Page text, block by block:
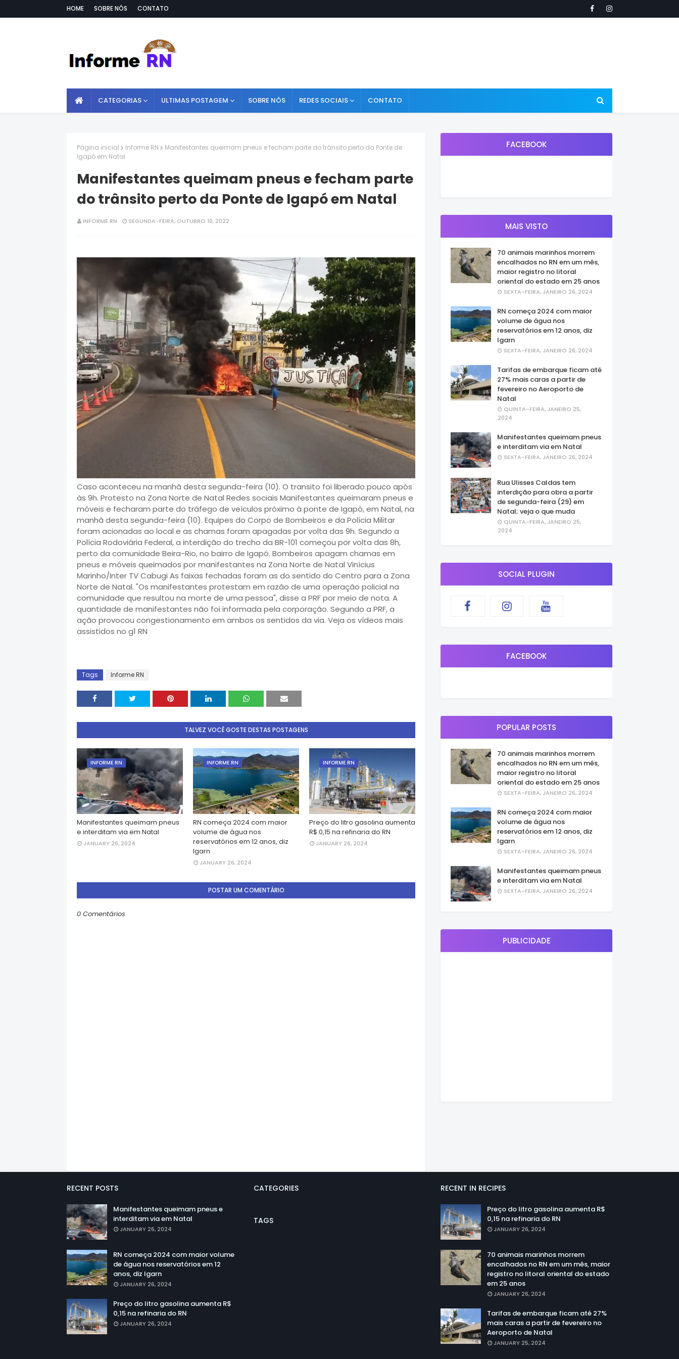
HOME SOBRE NÓS CONTATO
CATEGORIAS ULTIMAS POSTAGEM SOBRE NÓS REDES SOCIAIS CONTATO
Página inicial Informe RN
Manifestantes queimam pneus e fecham parte do trânsito perto da Ponte de
Igapó em Natal
Manifestantes queimam pneus e fecham parte
do trânsito perto da Ponte de Igapó em Natal
INFORME RN SEGUNDA-FEIRA, OUTUBRO 10, 2022
Caso aconteceu na manhã desta segunda-feira (10). O transito foi liberado pouco após
às 9h. Protesto na Zona Norte de Natal Redes sociais Manifestantes queimaram pneus e
móveis e fecharam parte do tráfego de veículos próximo à ponte de Igapó, em Natal, na
manhã desta segunda-feira (10). Equipes do Corpo de Bombeiros e da Polícia Militar
foram acionadas ao local e as chamas foram apagadas por volta das 9h. Segundo a
Polícia Rodoviária Federal, a interdição do trecho da BR-101 começou por volta das 8h,
perto da comunidade Beira-Rio, no bairro de Igapó. Bombeiros apagam chamas em
pneus e móveis queimados por manifestantes na Zona Norte de Natal Vinícius
Marinho/Inter TV Cabugi As faixas fechadas foram as do sentido do Centro para a Zona
Norte de Natal. "Os manifestantes protestam em razão de uma operação policial na
comunidade que resultou na morte de uma pessoa", disse a PRF por meio de nota. A
quantidade de manifestantes não foi informada pela corporação. Segundo a PRF, a
ação provocou congestionamento em ambos os sentidos da via. Veja os vídeos mais
assistidos no g1 RN
Tags Informe RN
TALVEZ VOCÊ GOSTE DESTAS POSTAGENS
INFORME RN
Manifestantes queimam pneus
e interditam via em Natal
JANUARY 26, 2024
INFORME RN
RN começa 2024 com maior
volume de água nos
reservatórios em 12 anos, diz
Igarn
JANUARY 26, 2024
INFORME RN
Preço do litro gasolina aumenta
R$ 0,15 na refinaria do RN
JANUARY 26, 2024
POSTAR UM COMENTÁRIO
0 Comentários
FACEBOOK
MAIS VISTO
70 animais marinhos morrem
encalhados no RN em um mês,
maior registro no litoral
oriental do estado em 25 anos
SEXTA-FEIRA, JANEIRO 26, 2024
RN começa 2024 com maior
volume de água nos
reservatórios em 12 anos, diz
Igarn
SEXTA-FEIRA, JANEIRO 26, 2024
Tarifas de embarque ficam até
27% mais caras a partir de
fevereiro no Aeroporto de
Natal
QUINTA-FEIRA, JANEIRO 25,
2024
Manifestantes queimam pneus
e interditam via em Natal
SEXTA-FEIRA, JANEIRO 26, 2024
Rua Ulisses Caldas tem
interdição para obra a partir
de segunda-feira (29) em
Natal; veja o que muda
QUINTA-FEIRA, JANEIRO 25,
2024
SOCIAL PLUGIN
FACEBOOK
POPULAR POSTS
70 animais marinhos morrem
encalhados no RN em um mês,
maior registro no litoral
oriental do estado em 25 anos
SEXTA-FEIRA, JANEIRO 26, 2024
RN começa 2024 com maior
volume de água nos
reservatórios em 12 anos, diz
Igarn
SEXTA-FEIRA, JANEIRO 26, 2024
Manifestantes queimam pneus
e interditam via em Natal
SEXTA-FEIRA, JANEIRO 26, 2024
PUBLICIDADE
RECENT POSTS
Manifestantes queimam pneus e
interditam via em Natal
JANUARY 26, 2024
RN começa 2024 com maior volume
de água nos reservatórios em 12
anos, diz Igarn
JANUARY 26, 2024
Preço do litro gasolina aumenta R$
0,15 na refinaria do RN
JANUARY 26, 2024
CATEGORIES
TAGS
RECENT IN RECIPES
Preço do litro gasolina aumenta R$
0,15 na refinaria do RN
JANUARY 26, 2024
70 animais marinhos morrem
encalhados no RN em um mês, maior
registro no litoral oriental do estado
em 25 anos
JANUARY 26, 2024
Tarifas de embarque ficam até 27%
mais caras a partir de fevereiro no
Aeroporto de Natal
JANUARY 25, 2024